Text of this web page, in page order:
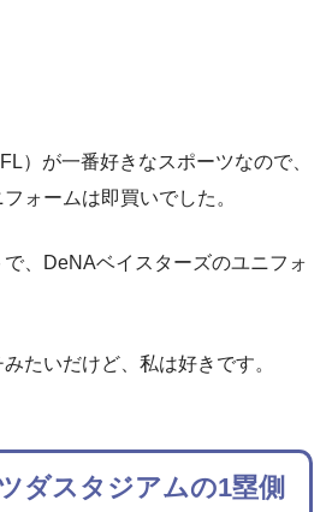
）が一番好きなスポーツなので、
ォームは即買いでした。
、DeNAベイスターズのユニフォ
たいだけど、私は好きです。
ダスタジアムの1塁側